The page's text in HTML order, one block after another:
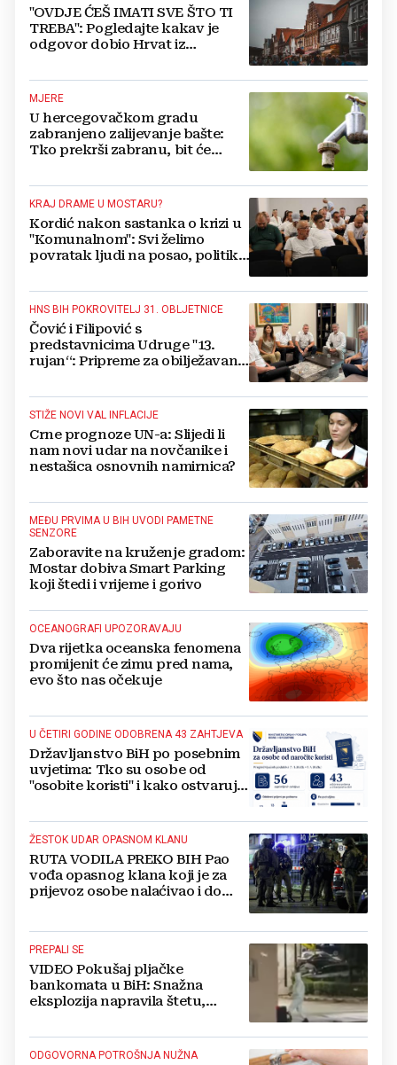
"OVDJE ĆEŠ IMATI SVE ŠTO TI
TREBA": Pogledajte kakav je
odgovor dobio Hrvat iz
MJERE
U hercegovačkom gradu
zabranjeno zalijevanje bašte:
Tko prekrši zabranu, bit će
kažnjen
KRAJ DRAME U MOSTARU?
Kordić nakon sastanka o krizi u
"Komunalnom": Svi želimo
povratak ljudi na posao, politika
HNS BIH POKROVITELJ 31. OBLJETNICE
Čović i Filipović s
predstavnicima Udruge "13.
rujan“: Pripreme za obilježavanje
Jajca
STIŽE NOVI VAL INFLACIJE
Crne prognoze UN-a: Slijedi li
nam novi udar na novčanike i
nestašica osnovnih namirnica?
MEĐU PRVIMA U BIH UVODI PAMETNE
SENZORE
Zaboravite na kruženje gradom:
Mostar dobiva Smart Parking
koji štedi i vrijeme i gorivo
OCEANOGRAFI UPOZORAVAJU
Dva rijetka oceanska fenomena
promijenit će zimu pred nama,
evo što nas očekuje
U ČETIRI GODINE ODOBRENA 43 ZAHTJEVA
Državljanstvo BiH po posebnim
uvjetima: Tko su osobe od
"osobite koristi" i kako ostvaruju
ŽESTOK UDAR OPASNOM KLANU
RUTA VODILA PREKO BIH Pao
vođa opasnog klana koji je za
prijevoz osobe nalaćivao i do
PREPALI SE
VIDEO Pokušaj pljačke
bankomata u BiH: Snažna
eksplozija napravila štetu,
ODGOVORNA POTROŠNJA NUŽNA